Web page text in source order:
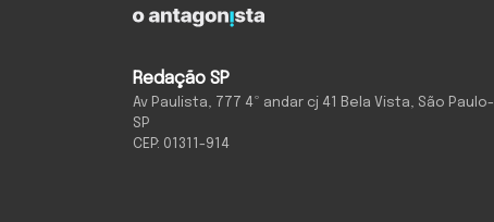
Redação SP
Av Paulista, 777 4º andar cj 41 Bela Vista, São Paulo-
SP
CEP: 01311-914